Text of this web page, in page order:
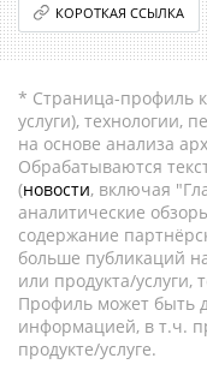
КОРОТКАЯ ССЫЛКА
* Страница-профиль
услуги), технологии,
на основе анализа
Обрабатываются
(новости, включая
аналитические
содержание
больше публикаций
или продукта/
Профиль может быть
информацией, в т.ч.
продукте/услуге.